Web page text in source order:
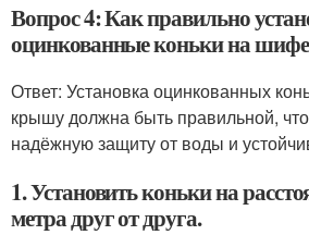
Вопрос 4: Как правильно
оцинкованные коньки на
Ответ: Установка оцинкованных
крышу должна быть правильной,
надёжную защиту от воды и
1. Установить коньки на
метра друг от друга.